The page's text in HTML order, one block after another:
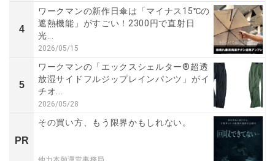
4
ワークマンの新作日傘は「マイナス15℃の
遮熱機能」がすごい！2300円で直射日
光...
2026/05/15
5
ワークマンの「エックスシェルター®超透
放湿サイドフルジップレインパンツ」がイ
チオ...
2026/05/28
PR
その買い方、もう限界かもしれない。